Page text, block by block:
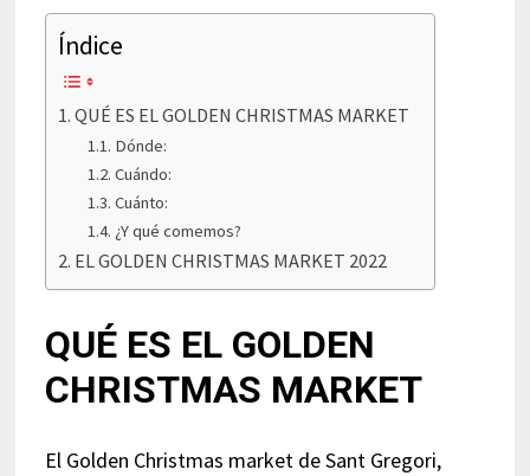
Índice
QUÉ ES EL GOLDEN CHRISTMAS MARKET
Dónde:
Cuándo:
Cuánto:
¿Y qué comemos?
EL GOLDEN CHRISTMAS MARKET 2022
QUÉ ES EL GOLDEN
CHRISTMAS MARKET
El Golden Christmas market de Sant Gregori,